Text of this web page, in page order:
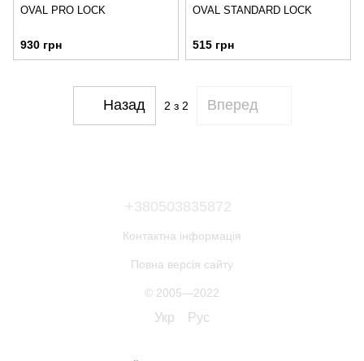
OVAL PRO LOCK
930 грн
OVAL STANDARD LOCK
515 грн
Назад 2 з 2 Вперед
+380503835872
Контактна інформація
Повна версія сайту
© 2005—2022
Укр Рус